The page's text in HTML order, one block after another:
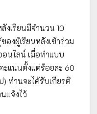
เรียนมีจำนวน 10
งผู้เรียนหลังเข้าร่วม
อนไลน์ เมื่อทำแบบ
ะแนนตั้งแต่ร้อยละ 60
ท่านจะได้รับเกียรติ
แจ้งไว้